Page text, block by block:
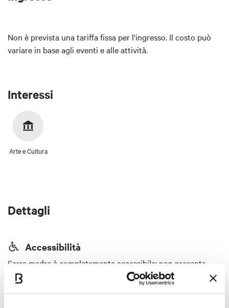
Non è prevista una tariffa fissa per l'ingresso. Il costo può
variare in base agli eventi e alle attività.
Interessi
Arte e Cultura
Dettagli
Accessibilità
Serra madre è completamente accessibile: non presenta
barriere architettoniche e offre servizi igienici attrezzati per